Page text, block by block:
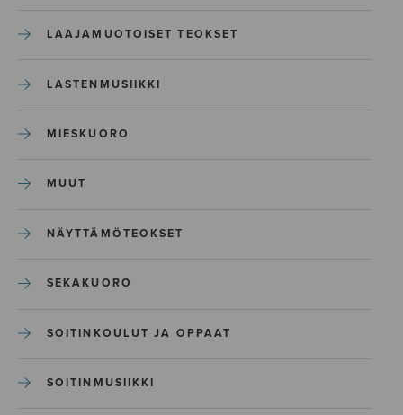
LAAJAMUOTOISET TEOKSET
LASTENMUSIIKKI
MIESKUORO
MUUT
NÄYTTÄMÖTEOKSET
SEKAKUORO
SOITINKOULUT JA OPPAAT
SOITINMUSIIKKI